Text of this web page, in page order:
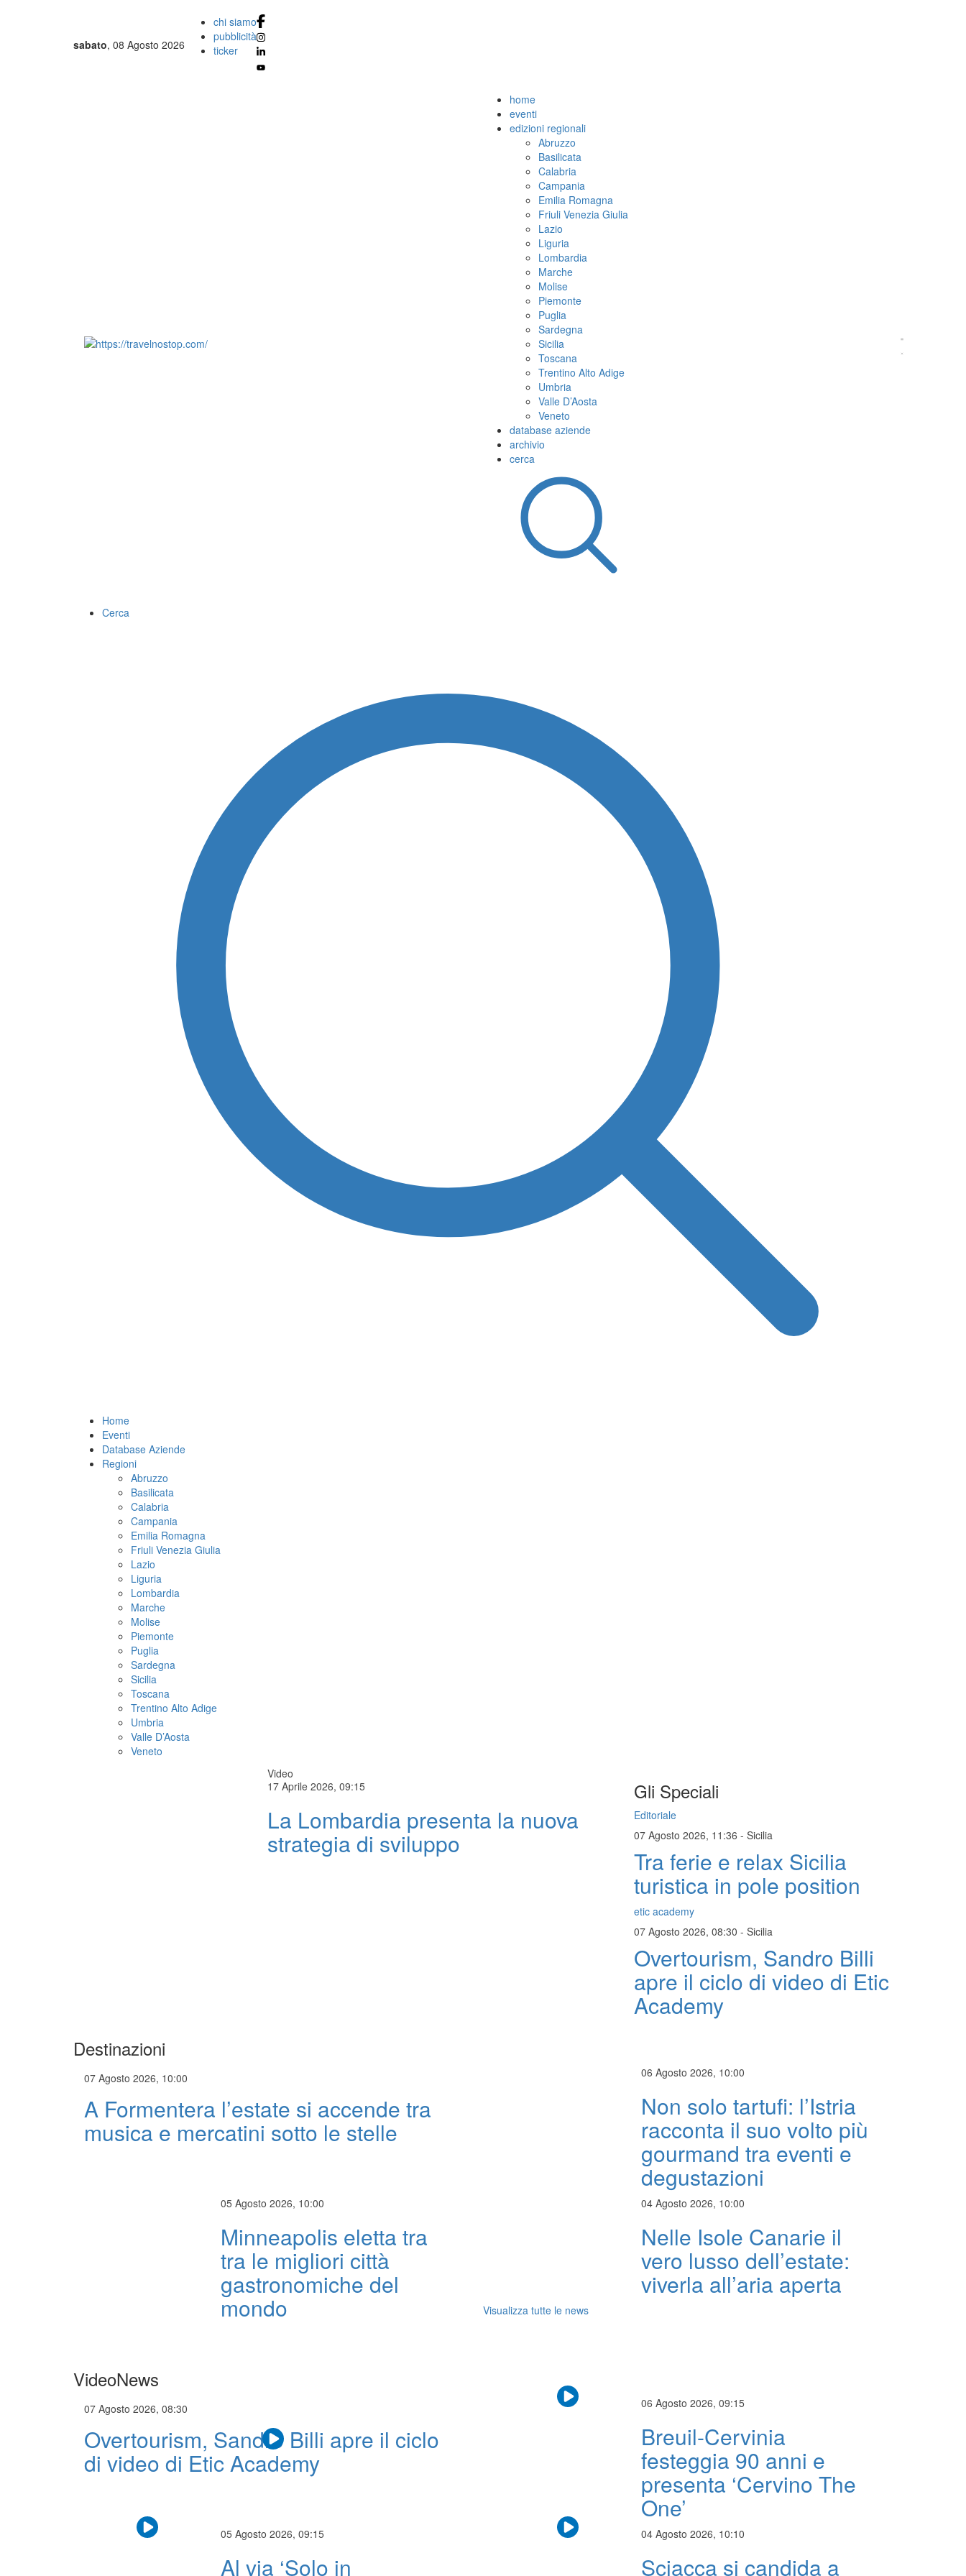
sabato, 08 Agosto 2026
chi siamo
pubblicità
ticker
home
eventi
edizioni regionali
Abruzzo
Basilicata
Calabria
Campania
Emilia Romagna
Friuli Venezia Giulia
Lazio
Liguria
Lombardia
Marche
Molise
Piemonte
Puglia
Sardegna
Sicilia
Toscana
Trentino Alto Adige
Umbria
Valle D’Aosta
Veneto
database aziende
archivio
cerca
Cerca
Home
Eventi
Database Aziende
Regioni
Abruzzo
Basilicata
Calabria
Campania
Emilia Romagna
Friuli Venezia Giulia
Lazio
Liguria
Lombardia
Marche
Molise
Piemonte
Puglia
Sardegna
Sicilia
Toscana
Trentino Alto Adige
Umbria
Valle D’Aosta
Veneto
Video
17 Aprile 2026, 09:15
La Lombardia presenta la nuova
strategia di sviluppo
Gli Speciali
Editoriale
07 Agosto 2026, 11:36 - Sicilia
Tra ferie e relax Sicilia
turistica in pole position
etic academy
07 Agosto 2026, 08:30 - Sicilia
Overtourism, Sandro Billi
apre il ciclo di video di Etic
Academy
Destinazioni
07 Agosto 2026, 10:00
A Formentera l’estate si accende tra
musica e mercatini sotto le stelle
06 Agosto 2026, 10:00
Non solo tartufi: l’Istria
racconta il suo volto più
gourmand tra eventi e
degustazioni
05 Agosto 2026, 10:00
Minneapolis eletta tra
tra le migliori città
gastronomiche del
mondo
04 Agosto 2026, 10:00
Nelle Isole Canarie il
vero lusso dell’estate:
viverla all’aria aperta
Visualizza tutte le news
VideoNews
07 Agosto 2026, 08:30
Overtourism, Sandro Billi apre il ciclo
di video di Etic Academy
06 Agosto 2026, 09:15
Breuil-Cervinia
festeggia 90 anni e
presenta ‘Cervino The
One’
05 Agosto 2026, 09:15
Al via ‘Solo in
04 Agosto 2026, 10:10
Sciacca si candida a